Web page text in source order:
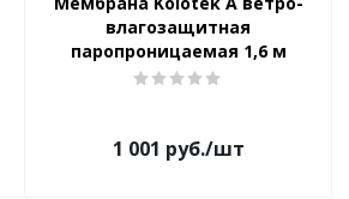
влагозащитная
паропроницаемая 1,6 м
1 001 руб./шт